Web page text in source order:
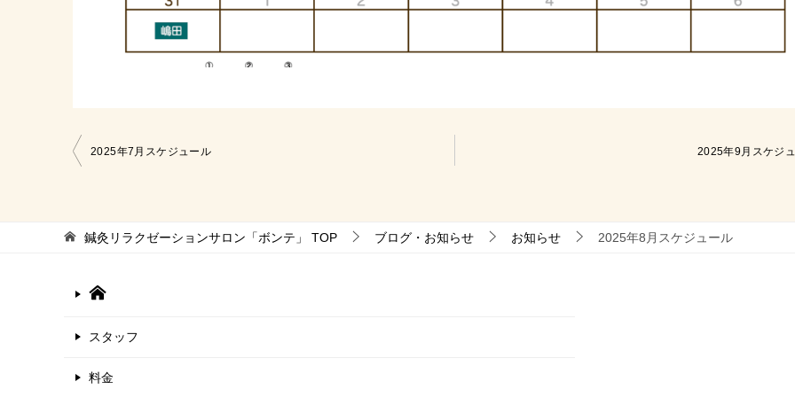
投
ビ
ー
ョ
ン
2025年7月スケジュール 2025年9月スケジ
鍼灸リラクゼーションサロン「ボンテ」 TOP ブログ・お知らせ お知らせ 2025年8月スケジュール
スタッフ
料金